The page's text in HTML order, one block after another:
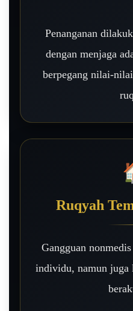
Penanganan
dengan menjaga
berpegang nilai-
Ruqyah
Gangguan
individu, namun juga